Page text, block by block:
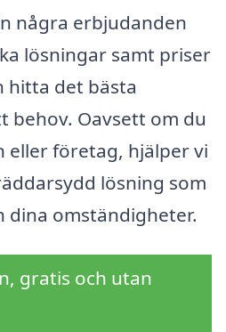
några erbjudanden
lösningar samt priser
hitta det bästa
Oavsett om du
eller företag, hjälper vi
lösning som
dina omständigheter.
gratis och utan